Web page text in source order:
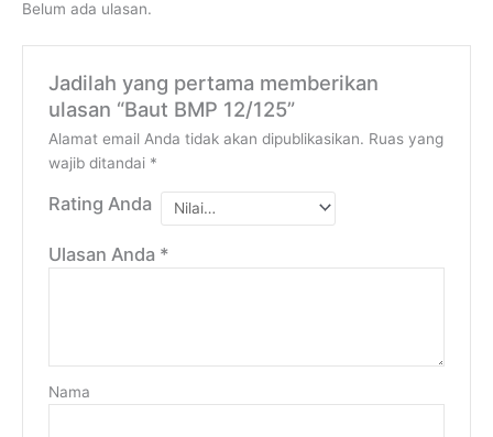
Belum ada ulasan.
Jadilah yang pertama memberikan
ulasan “Baut BMP 12/125”
Alamat email Anda tidak akan dipublikasikan. Ruas yang
wajib ditandai *
Rating Anda
Ulasan Anda *
Nama